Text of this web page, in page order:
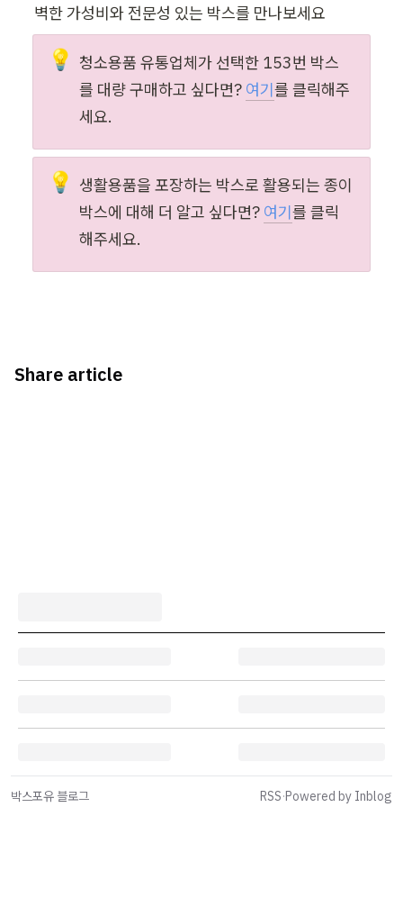
벽한 가성비와 전문성 있는 박스를 만나보세요
💡 청소용품 유통업체가 선택한 153번 박스
를 대량 구매하고 싶다면? 여기를 클릭해주
세요.
💡 생활용품을 포장하는 박스로 활용되는 종이
박스에 대해 더 알고 싶다면? 여기를 클릭
해주세요.
Share article
박스포유 블로그 RSS·Powered by Inblog